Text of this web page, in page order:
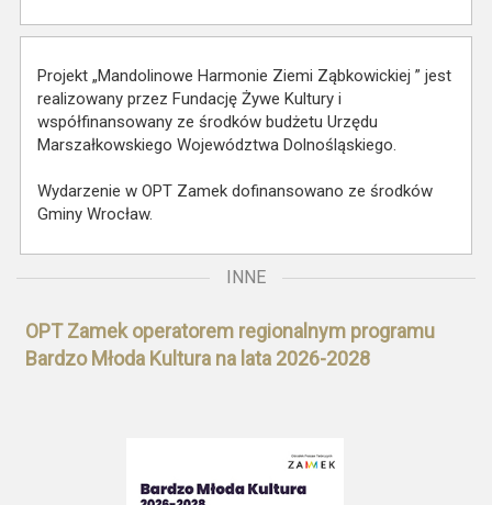
Projekt „Mandolinowe Harmonie Ziemi Ząbkowickiej ” jest
realizowany przez Fundację Żywe Kultury i
współfinansowany ze środków budżetu Urzędu
Marszałkowskiego Województwa Dolnośląskiego.
Wydarzenie w OPT Zamek dofinansowano ze środków
Gminy Wrocław.
INNE
OPT Zamek operatorem regionalnym programu
Bardzo Młoda Kultura na lata 2026-2028